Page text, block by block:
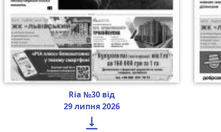
Ria №30 від
29 липня 2026
